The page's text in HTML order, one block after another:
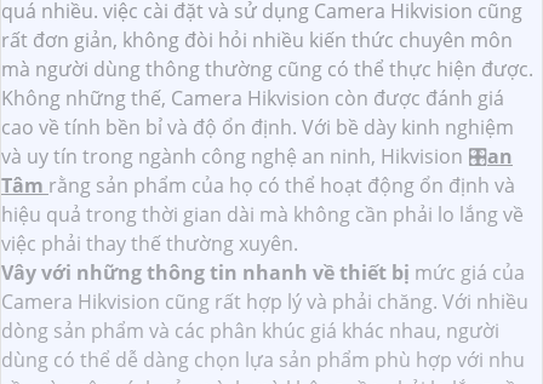
quá nhiều. việc cài đặt và sử dụng Camera Hikvision cũng
rất đơn giản, không đòi hỏi nhiều kiến thức chuyên môn
mà người dùng thông thường cũng có thể thực hiện được.
Không những thế, Camera Hikvision còn được đánh giá
cao về tính bền bỉ và độ ổn định. Với bề dày kinh nghiệm
và uy tín trong ngành công nghệ an ninh, Hikvision 🎛an
Tâm rằng sản phẩm của họ có thể hoạt động ổn định và
hiệu quả trong thời gian dài mà không cần phải lo lắng về
việc phải thay thế thường xuyên.
Vây với những thông tin nhanh về thiết bị mức giá của
Camera Hikvision cũng rất hợp lý và phải chăng. Với nhiều
dòng sản phẩm và các phân khúc giá khác nhau, người
dùng có thể dễ dàng chọn lựa sản phẩm phù hợp với nhu